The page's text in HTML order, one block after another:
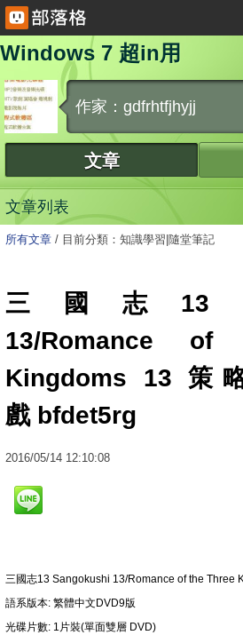
Windows 7 超in用
作家：gdfrhtfjhyjj
文章
文章列表
所有文章 / 目前分類：知識學習|隨堂筆記
三國志13
13/Romance
Kingdoms 13 策
戲 bfdet5rg
2016/05/14 12:10:08
三國志13 Sangokushi 13/Romance of the Three
語系版本: 繁體中文DVD9版
光碟片數: 1片裝(單面雙層 DVD)